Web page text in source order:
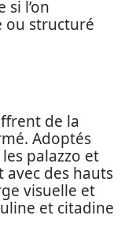
l’on
ou structuré
de la
Adoptés
palazzo et
des hauts
visuelle et
et citadine